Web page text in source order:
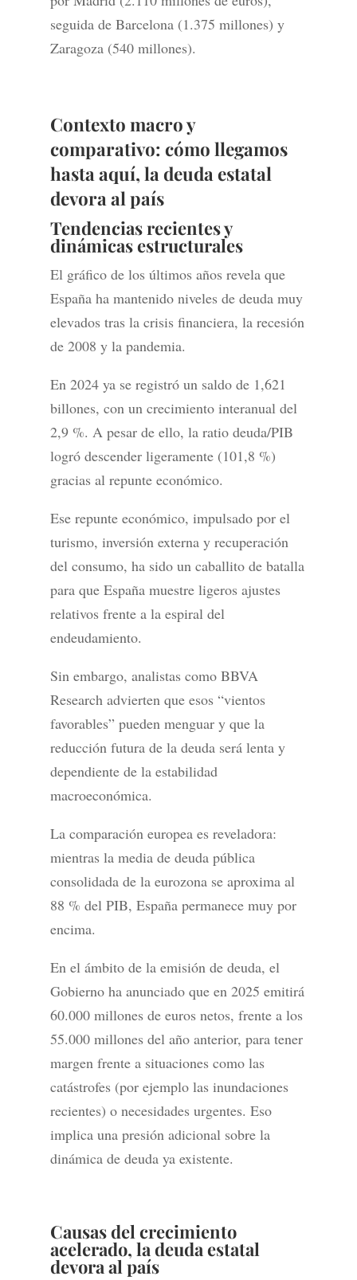
seguida de Barcelona (1.375 millones) y
Zaragoza (540 millones).
Contexto macro y
comparativo: cómo llegamos
hasta aquí, la deuda estatal
devora al país
Tendencias recientes y
dinámicas estructurales
El gráfico de los últimos años revela que
España ha mantenido niveles de deuda muy
elevados tras la crisis financiera, la recesión
de 2008 y la pandemia.
En 2024 ya se registró un saldo de 1,621
billones, con un crecimiento interanual del
2,9 %. A pesar de ello, la ratio deuda/PIB
logró descender ligeramente (101,8 %)
gracias al repunte económico.
Ese repunte económico, impulsado por el
turismo, inversión externa y recuperación
del consumo, ha sido un caballito de batalla
para que España muestre ligeros ajustes
relativos frente a la espiral del
endeudamiento.
Sin embargo, analistas como BBVA
Research advierten que esos “vientos
favorables” pueden menguar y que la
reducción futura de la deuda será lenta y
dependiente de la estabilidad
macroeconómica.
La comparación europea es reveladora:
mientras la media de deuda pública
consolidada de la eurozona se aproxima al
88 % del PIB, España permanece muy por
encima.
En el ámbito de la emisión de deuda, el
Gobierno ha anunciado que en 2025 emitirá
60.000 millones de euros netos, frente a los
55.000 millones del año anterior, para tener
margen frente a situaciones como las
catástrofes (por ejemplo las inundaciones
recientes) o necesidades urgentes. Eso
implica una presión adicional sobre la
dinámica de deuda ya existente.
Causas del crecimiento
acelerado, la deuda estatal
devora al país